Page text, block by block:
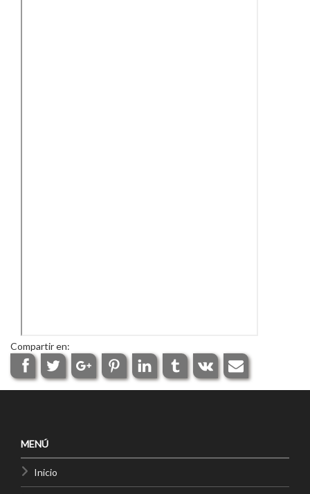
Compartir en:
MENÚ
Inicio